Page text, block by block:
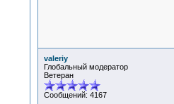
valeriy
Глобальный модератор
Ветеран
Сообщений: 4167